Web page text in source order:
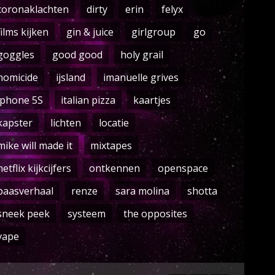
dirty erin
felyx
kijken
gin & juice girlgroup
go
good good
holy grail
ijsland
imanuelle grives
5S
italian pizza
kaartjes
lichten
locatie
will made it
mixtapes
kijkcijfers
ontkennen
openspace
renze sara molina
shotta
peek
systeem
the opposites